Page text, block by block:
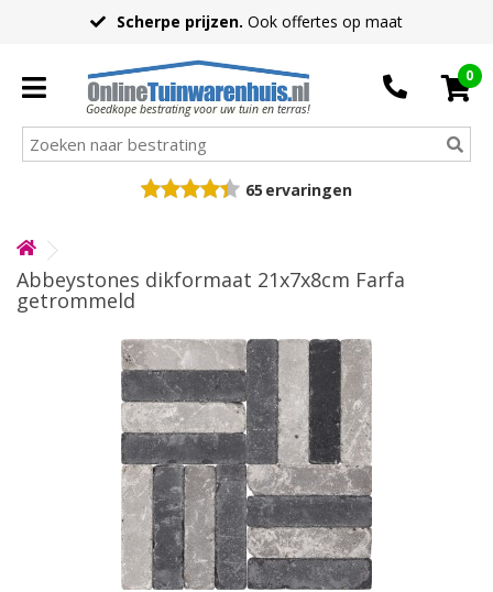
Scherpe prijzen. Ook offertes op maat
Goedkope bestrating voor uw tuin en terras!
0
65 ervaringen
Abbeystones dikformaat 21x7x8cm Farfa
getrommeld